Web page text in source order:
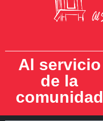
Al servicio
de la
comunidad